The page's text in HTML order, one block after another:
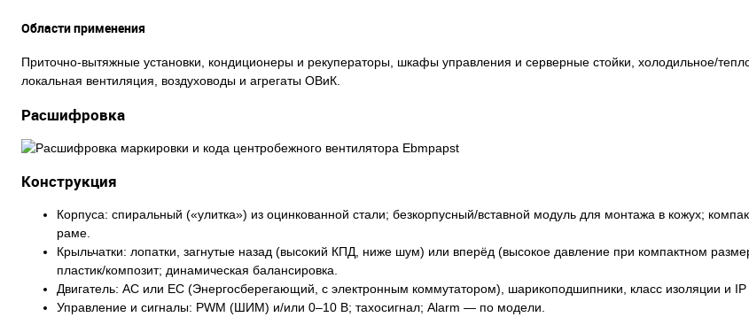
Области применения
Приточно-вытяжные установки, кондиционеры и рекуператоры, шкафы управления и серверные стойки, холодильное/
локальная вентиляция, воздуховоды и агрегаты ОВиК.
Расшифровка
Конструкция
Корпуса: спиральный («улитка») из оцинкованной стали; безкорпусный/вставной модуль для монтажа в кожух;
раме.
Крыльчатки: лопатки, загнутые назад (высокий КПД, ниже шум) или вперёд (высокое давление при компактном
пластик/композит; динамическая балансировка.
Двигатель: AC или EC (Энергосберегающий, с электронным коммутатором), шарикоподшипники, класс изоляции и
Управление и сигналы: PWM (ШИМ) и/или 0–10 В; тахосигнал; Alarm — по модели.